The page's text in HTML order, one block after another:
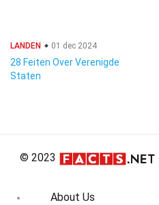
LANDEN 01 dec 2024
28 Feiten Over Verenigde
Staten
© 2023
About Us